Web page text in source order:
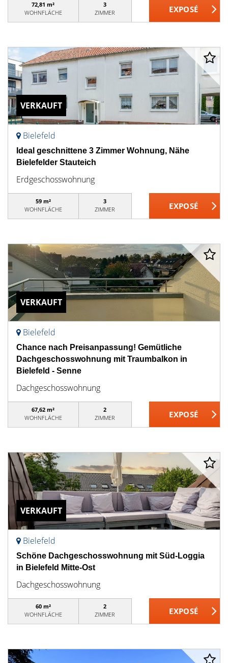
72,81 m²
WOHNFLÄCHE
3
ZIMMER
VERKAUFT
Bielefeld
Ideal geschnittene 3 Zimmer Wohnung, Nähe
Bielefelder Stauteich
Erdgeschosswohnung
59 m²
WOHNFLÄCHE
3
ZIMMER
VERKAUFT
Bielefeld
Chance nach Preisanpassung! Gemütliche
Dachgeschosswohnung mit Traumbalkon in
Bielefeld - Senne
Dachgeschosswohnung
67,62 m²
WOHNFLÄCHE
2
ZIMMER
VERKAUFT
Bielefeld
Schöne Dachgeschosswohnung mit Süd-Loggia
in Bielefeld Mitte-Ost
Dachgeschosswohnung
60 m²
WOHNFLÄCHE
2
ZIMMER